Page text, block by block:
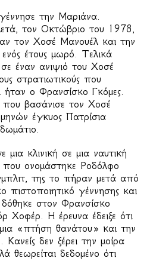
την Μαριάνα.
τον Οκτώβριο του 1978,
τον Χοσέ Μανουέλ και την
έτους μωρό. Τελικά
έναν ανιψιό του Χοσέ
στρατιωτικούς που
ο Φρανσίσκο Γκόμες.
βασάνισε τον Χοσέ
έγκυος Πατρίσια
κλινική σε μια ναυτική
ονομάστηκε Ροδόλφο
της το πήραν μετά από
πιστοποιητικό γέννησης και
στον Φρανσίσκο
Χοφέρ. Η έρευνα έδειξε ότι
«πτήση θανάτου» και την
Κανείς δεν ξέρει την μοίρα
θεωρείται δεδομένο ότι